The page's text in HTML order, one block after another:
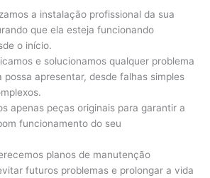
a instalação profissional da sua
que ela esteja funcionando
o início.
e solucionamos qualquer problema
possa apresentar, desde falhas simples
apenas peças originais para garantir a
funcionamento do seu
planos de manutenção
futuros problemas e prolongar a vida